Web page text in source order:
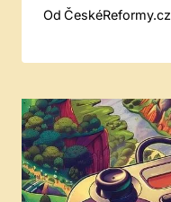
Od ČeskéReformy.cz